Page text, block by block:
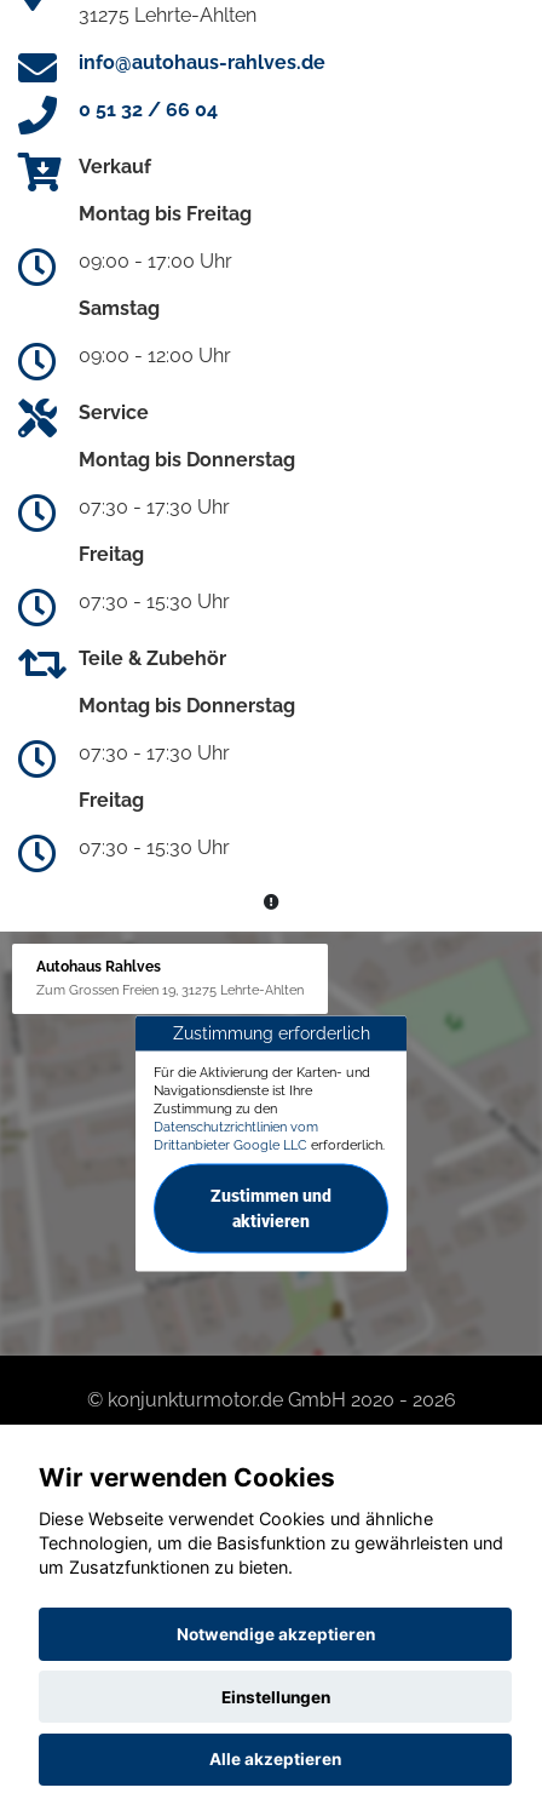
31275 Lehrte-Ahlten
info@autohaus-rahlves.de
0 51 32 / 66 04
Verkauf
Montag bis Freitag
09:00 - 17:00 Uhr
Samstag
09:00 - 12:00 Uhr
Service
Montag bis Donnerstag
07:30 - 17:30 Uhr
Freitag
07:30 - 15:30 Uhr
Teile & Zubehör
Montag bis Donnerstag
07:30 - 17:30 Uhr
Freitag
07:30 - 15:30 Uhr
Autohaus Rahlves
Zum Grossen Freien 19, 31275 Lehrte-Ahlten
Zustimmung erforderlich
Für die Aktivierung der Karten- und
Navigationsdienste ist Ihre
Zustimmung zu den
Datenschutzrichtlinien vom
Drittanbieter Google LLC erforderlich.
Zustimmen und
aktivieren
© konjunkturmotor.de GmbH 2020 - 2026
Wir verwenden Cookies
Diese Webseite verwendet Cookies und ähnliche
Technologien, um die Basisfunktion zu gewährleisten und
um Zusatzfunktionen zu bieten.
Notwendige akzeptieren
Einstellungen
Alle akzeptieren